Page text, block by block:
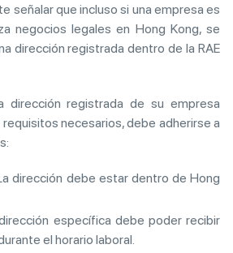
señalar que incluso si una empresa es
negocios legales en Hong Kong, se
dirección registrada dentro de la RAE
dirección registrada de su empresa
necesarios, debe adherirse a
dirección debe estar dentro de Hong
específica debe poder recibir
el horario laboral.